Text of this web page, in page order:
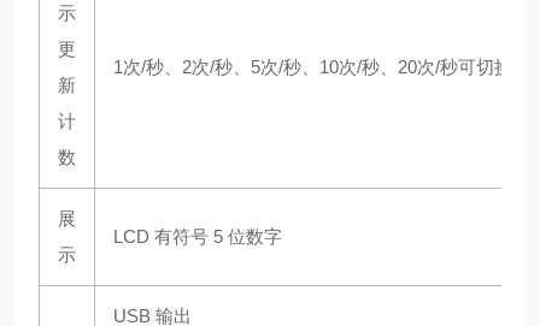
示
更
新
计
数
1次/秒、2次/秒、5次/秒、10次/秒、20次/秒可切换
展
示
LCD 有符号 5 位数字
USB 输出